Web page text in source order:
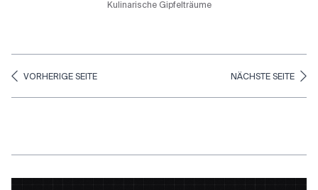
Kulinarische Gipfelträume
VORHERIGE SEITE NÄCHSTE SEITE